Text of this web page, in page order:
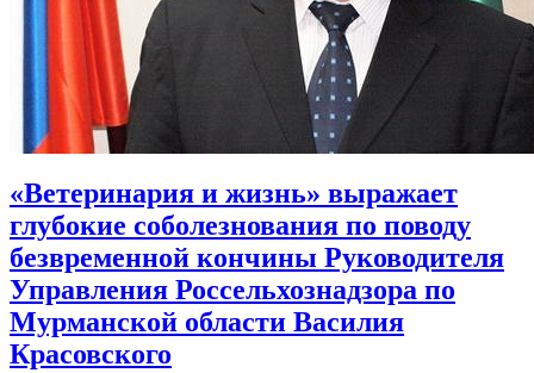
«Ветеринария и жизнь» выражает
глубокие соболезнования по поводу
безвременной кончины Руководителя
Управления Россельхознадзора по
Мурманской области Василия
Красовского